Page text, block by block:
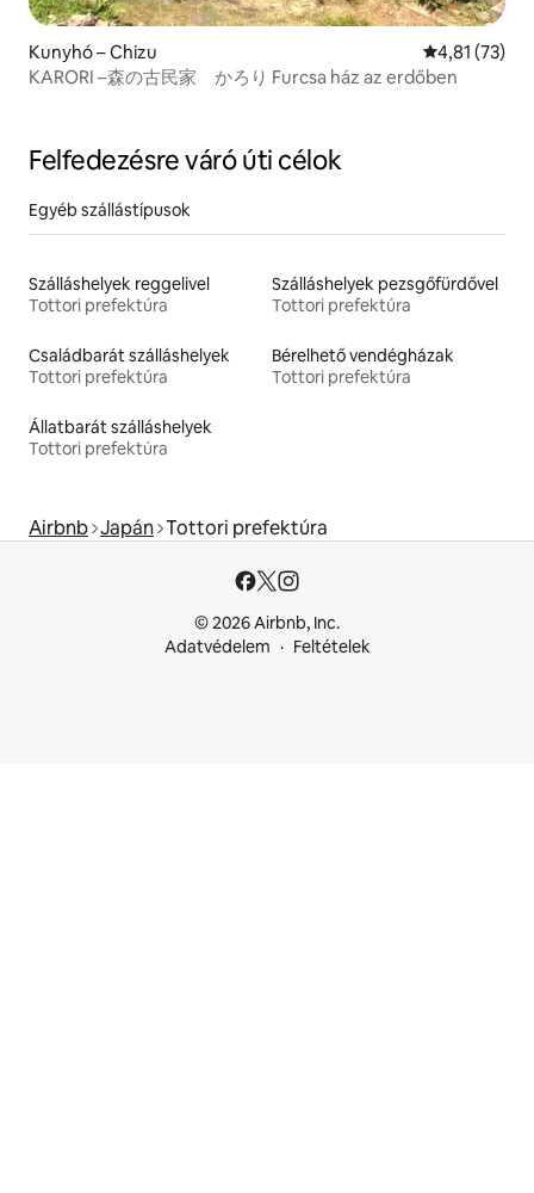
Kunyhó – Chizu Átlagos
4,81 (73)
KARORI –森の古民家 かろり Furcsa ház az erdőben
Felfedezésre váró úti célok
Egyéb szállástípusok
Szálláshelyek reggelivel
Tottori prefektúra
Szálláshelyek pezsgőfürdővel
Tottori prefektúra
Családbarát szálláshelyek
Tottori prefektúra
Bérelhető vendégházak
Tottori prefektúra
Állatbarát szálláshelyek
Tottori prefektúra
Airbnb Japán Tottori prefektúra
© 2026 Airbnb, Inc.
Adatvédelem
Feltételek